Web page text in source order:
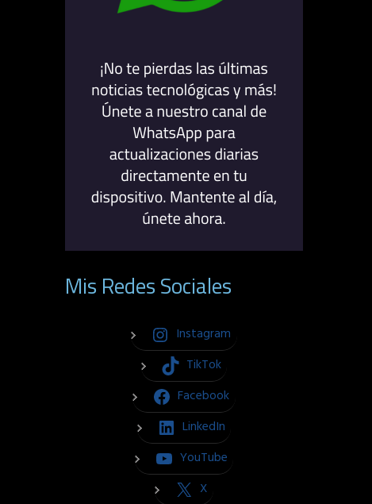
Mis Redes Sociales
Instagram
TikTok
Facebook
LinkedIn
YouTube
X